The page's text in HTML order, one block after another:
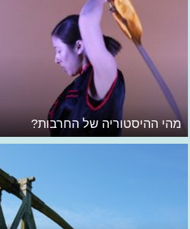
מהי ההיסטוריה של החרבות?